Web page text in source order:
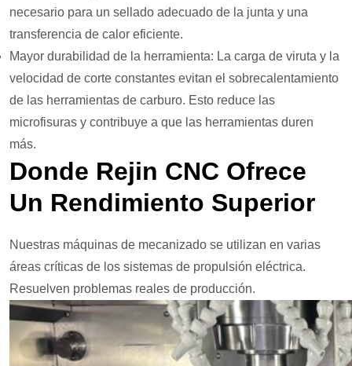
necesario para un sellado adecuado de la junta y una
transferencia de calor eficiente.
Mayor durabilidad de la herramienta: La carga de viruta y la
velocidad de corte constantes evitan el sobrecalentamiento
de las herramientas de carburo. Esto reduce las
microfisuras y contribuye a que las herramientas duren
más.
Donde Rejin CNC Ofrece
Un Rendimiento Superior
Nuestras máquinas de mecanizado se utilizan en varias
áreas críticas de los sistemas de propulsión eléctrica.
Resuelven problemas reales de producción.